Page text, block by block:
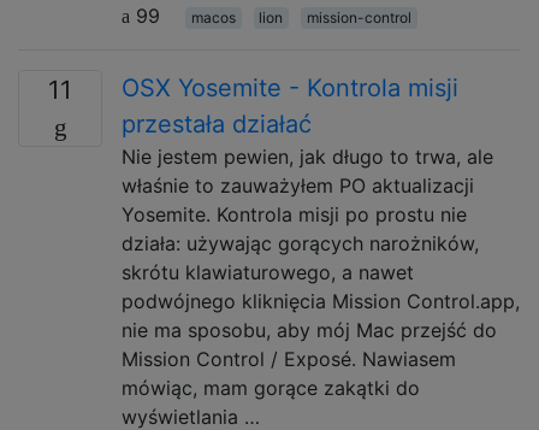
99
macos lion mission-control
11
OSX Yosemite - Kontrola misji
przestała działać
Nie jestem pewien, jak długo to trwa, ale
właśnie to zauważyłem PO aktualizacji
Yosemite. Kontrola misji po prostu nie
działa: używając gorących narożników,
skrótu klawiaturowego, a nawet
podwójnego kliknięcia Mission Control.app,
nie ma sposobu, aby mój Mac przejść do
Mission Control / Exposé. Nawiasem
mówiąc, mam gorące zakątki do
wyświetlania …